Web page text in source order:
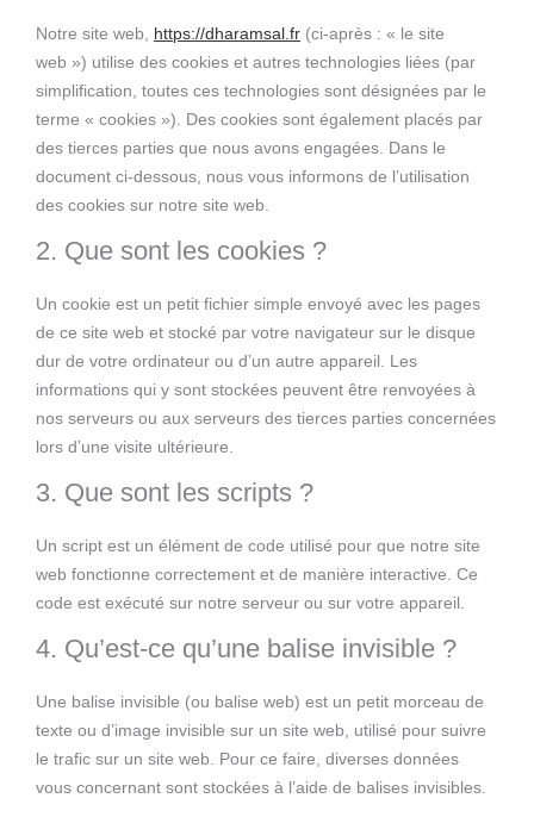
Notre site web, https://dharamsal.fr (ci-après : « le site
web ») utilise des cookies et autres technologies liées (par
simplification, toutes ces technologies sont désignées par le
terme « cookies »). Des cookies sont également placés par
des tierces parties que nous avons engagées. Dans le
document ci-dessous, nous vous informons de l’utilisation
des cookies sur notre site web.
2. Que sont les cookies ?
Un cookie est un petit fichier simple envoyé avec les pages
de ce site web et stocké par votre navigateur sur le disque
dur de votre ordinateur ou d’un autre appareil. Les
informations qui y sont stockées peuvent être renvoyées à
nos serveurs ou aux serveurs des tierces parties concernées
lors d’une visite ultérieure.
3. Que sont les scripts ?
Un script est un élément de code utilisé pour que notre site
web fonctionne correctement et de manière interactive. Ce
code est exécuté sur notre serveur ou sur votre appareil.
4. Qu’est-ce qu’une balise invisible ?
Une balise invisible (ou balise web) est un petit morceau de
texte ou d’image invisible sur un site web, utilisé pour suivre
le trafic sur un site web. Pour ce faire, diverses données
vous concernant sont stockées à l’aide de balises invisibles.